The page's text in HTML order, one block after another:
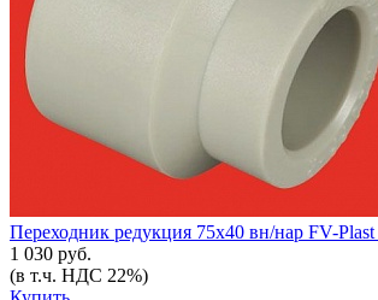
Переходник редукция 75х40 вн/нар FV-
1 030 руб.
(в т.ч. НДС 22%)